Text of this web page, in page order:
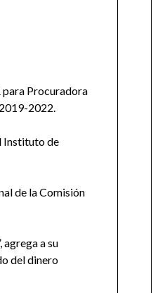
Procuradora
2022.
Instituto de
de la Comisión
a su
del dinero